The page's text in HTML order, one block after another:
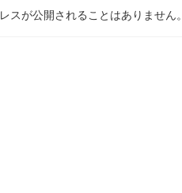
スが公開されることはありません。